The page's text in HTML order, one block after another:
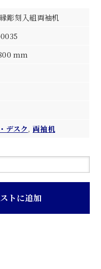
彫刻入組両袖机
mm
デスク, 両袖机
トに追加